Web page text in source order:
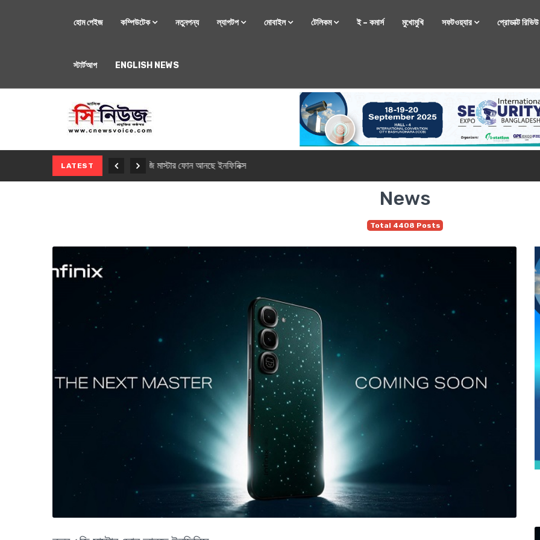
হোম পেইজ কম্পিউটেক নতুনপন্য ল্যাপটপ মোবাইল টেলিকম ই – কমার্স মুখোমুখি সফটওয়্যার প্রোডাক্ট রিভিউ
স্টার্টআপ ENGLISH NEWS
LATEST মোবাইল নতুন সি-সিরিজ স্মার্টফোন নিয়ে আসছে রিয়েলমি
News
Total 4408 Posts